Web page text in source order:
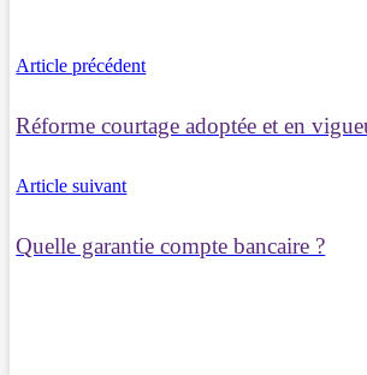
Article précédent
Réforme courtage adoptée et en
Article suivant
Quelle garantie compte bancaire ?